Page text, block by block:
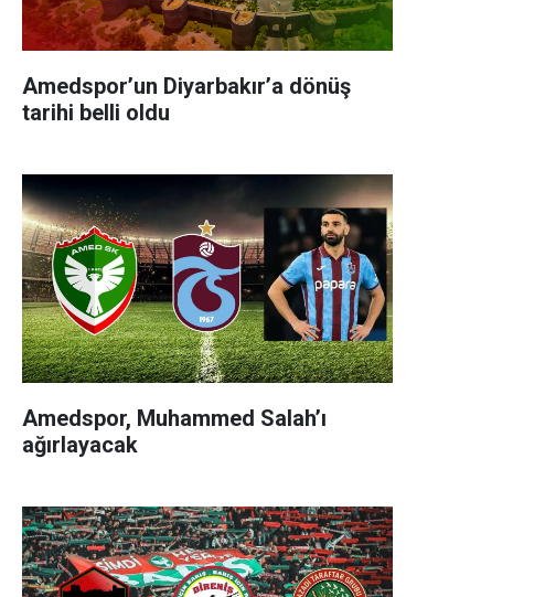
Amedspor’un Diyarbakır’a dönüş
tarihi belli oldu
Amedspor, Muhammed Salah’ı
ağırlayacak